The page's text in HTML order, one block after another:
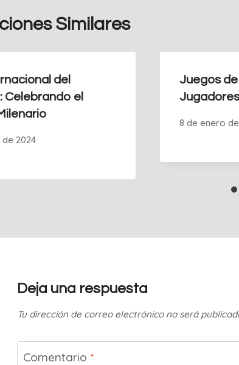
Similares
del
Celebrando el
de 2024
Juegos
Jugadores
8 de enero
Deja una respuesta
Tu dirección de correo electrónico no será
Comentario *